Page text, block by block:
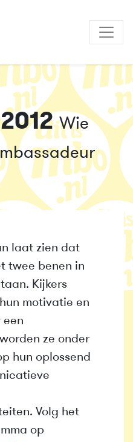
Wie
laat zien dat
twee benen in
Kijkers
motivatie en
een
ze onder
hun oplossend
Volg het
op